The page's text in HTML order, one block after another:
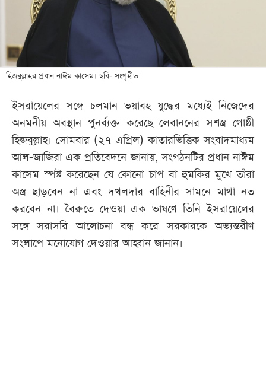
বিনোদন
লাইফ
স্টাইল
শিক্ষা
বিভাগ
ভিডিও
আর্কাইভ
হিজবুল্লাহর প্রধান নাঈম কাসেম। ছবি- সংগৃহীত
ইসরায়েলের সঙ্গে চলমান ভয়াবহ যুদ্ধের মধ্যেই নিজেদের
অনমনীয় অবস্থান পুনর্ব্যক্ত করেছে লেবাননের সশস্ত্র গোষ্ঠী
হিজবুল্লাহ। সোমবার (২৭ এপ্রিল) কাতারভিত্তিক সংবাদমাধ্যম
আল-জাজিরা এক প্রতিবেদনে জানায়, সংগঠনটির প্রধান নাঈম
কাসেম স্পষ্ট করেছেন যে কোনো চাপ বা হুমকির মুখে তাঁরা
অস্ত্র ছাড়বেন না এবং দখলদার বাহিনীর সামনে মাথা নত
করবেন না। বৈরুতে দেওয়া এক ভাষণে তিনি ইসরায়েলের
সঙ্গে সরাসরি আলোচনা বন্ধ করে সরকারকে অভ্যন্তরীণ
সংলাপে মনোযোগ দেওয়ার আহ্বান জানান।